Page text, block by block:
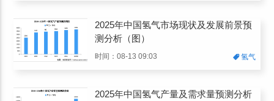
2025年中国氢气市场现状及发展前景预
测分析（图）
时间：08-13 09:03 氢气
2025年中国氢气产量及需求量预测分析